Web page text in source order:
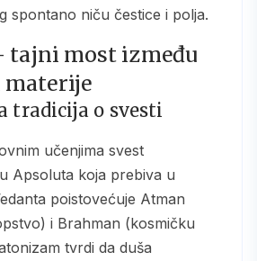
spontano niču čestice i polja.
tajni most između
materije
tradicija o svesti
Apsoluta koja prebiva u
poistovećuje Atman
i Brahman (kosmičku
tvrdi da duša